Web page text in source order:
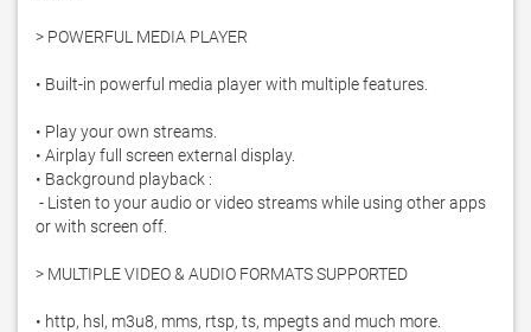
> POWERFUL MEDIA PLAYER
• Built-in powerful media player with multiple features.
• Play your own streams.
• Airplay full screen external display.
• Background playback :
or with screen off.
> MULTIPLE VIDEO & AUDIO FORMATS SUPPORTED
• http, hsl, m3u8, mms, rtsp, ts, mpegts and much more.